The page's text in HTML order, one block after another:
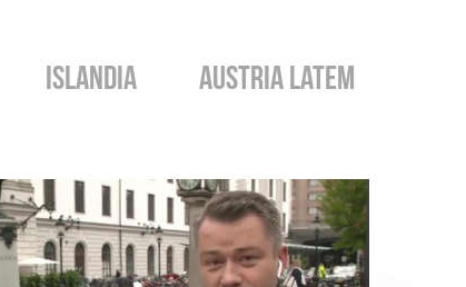
ISLANDIA AUSTRIA LATEM